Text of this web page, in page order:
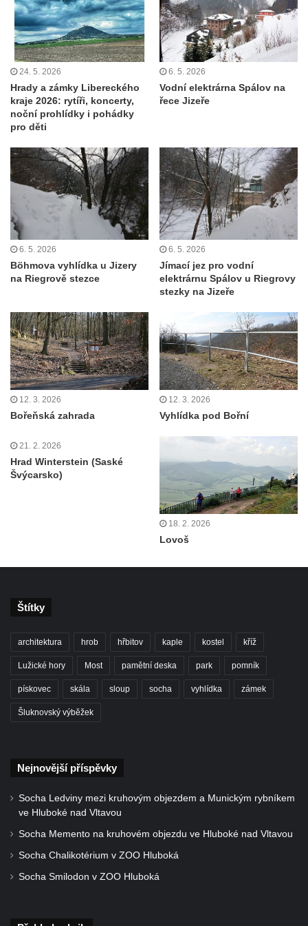
Rozhledna Špičák u České Lípy
Rozhledna Kaňk (Havířská bouda) u Kutné
Hory
Stezka korunami stromů – Krkonoše
Rozhledna Eliška (Stachelberg)
Maják (a muzeum) Járy Cimrmana
Rozhledna Štěpánka
Rozhledna Vysoká v Tachově
Rozhledna Bohušův vrch u Plané
Rozhledna Strážný vrch
Rozhledna Klínovec
Rozhledna Hamelika
Rozhledna Jeřabina
Rozhledna Erbenova vyhlídka v Ústí nad
Labem
Rozhledna Krudum
Czorneboh – polorozhledna
Rozhledna Blatenský vrch
Rozhledna Vochlice u Lubence
Rozhledna Strážný vrch u Merboltic
Rozhledna na Svatém vrchu v Kadani
Cimrmanova nejnižší rozhledna na světě v
Rozhledna na hradě Oybin
Frotzelova rozhledna u Ejmovy chaty na
Stříbrníku
Rozhledna Schlechteberg
Rozhledna Tanečnice
Rozhledna Weifberg
Rozhledna Krásno (Schönfeld)
Rozhledna Na Stráži (Sloup v Čechách)
Rozhledna Diana v Karlových Varech
24. 5. 2026
Hrady a zámky Libereckého
kraje 2026: rytíři, koncerty,
noční prohlídky i pohádky
pro děti
6. 5. 2026
Vodní elektrárna Spálov na
řece Jizeře
6. 5. 2026
Böhmova vyhlídka u Jizery
na Riegrově stezce
6. 5. 2026
Jímací jez pro vodní
elektrárnu Spálov u Riegrovy
stezky na Jizeře
12. 3. 2026
Bořeňská zahrada
12. 3. 2026
Vyhlídka pod Bořní
21. 2. 2026
Hrad Winterstein (Saské
Švýcarsko)
18. 2. 2026
Lovoš
Štítky
architektura hrob hřbitov kaple kostel kříž
Lužické hory Most pamětní deska park pomník
pískovec skála sloup socha vyhlídka zámek
Šluknovský výběžek
Nejnovější příspěvky
Socha Ledviny mezi kruhovým objezdem a Munickým rybníkem
ve Hluboké nad Vltavou
Socha Memento na kruhovém objezdu ve Hluboké nad Vltavou
Socha Chalikotérium v ZOO Hluboká
Socha Smilodon v ZOO Hluboká